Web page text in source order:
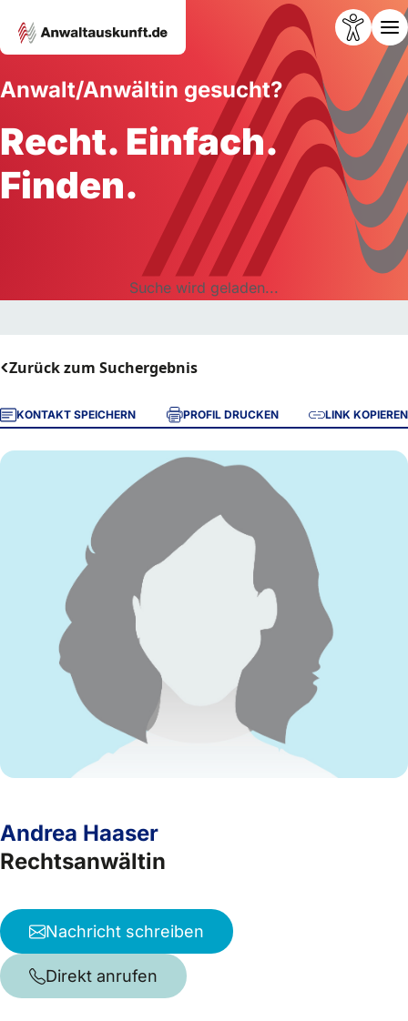
Anwalt/Anwältin gesucht?
Recht. Einfach.
Finden.
Suche wird geladen...
Zurück zum Suchergebnis
KONTAKT SPEICHERN PROFIL DRUCKEN LINK KOPIEREN
Andrea Haaser
Rechtsanwältin
Nachricht schreiben
Direkt anrufen